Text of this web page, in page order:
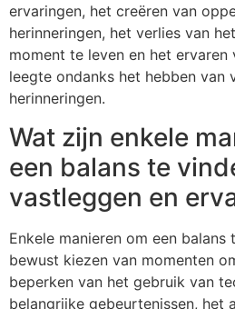
ervaringen, het creëren van
herinneringen, het verlies van
moment te leven en het ervaren
leegte ondanks het hebben van
herinneringen.
Wat zijn enkele
een balans te
vastleggen en
Enkele manieren om een balans
bewust kiezen van momenten
beperken van het gebruik van
belangrijke gebeurtenissen, het